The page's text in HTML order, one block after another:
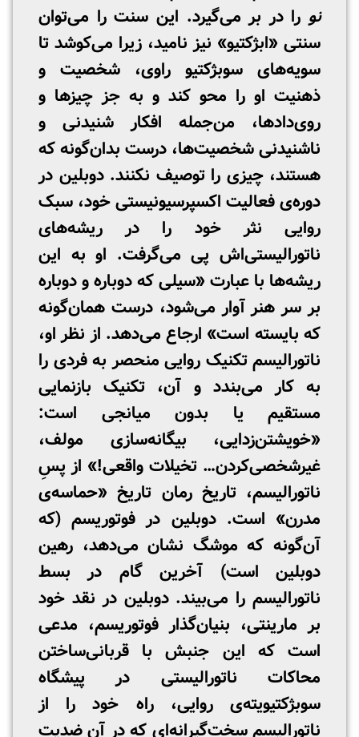
نورا در بر می‌گیرد. این سنت را می‌توان
سنتی «ابژکتیو» نیز نامید، زیرا می‌کوشد تا
سویه‌های سوبژکتیو راوی، شخصیت و
ذهنیت او را محو کند و به جز چیزها و
روی‌دادها، من‌جمله افکار شنیدنی و
ناشنیدنی شخصیت‌ها، درست بدان‌گونه که
هستند، چیزی را توصیف نکنند. دوبلین در
دوره‌ی فعالیت اکسپرسیونیستی خود، سبک
روایی نثر خود را در ریشه‌های
ناتورالیستی‌اش پی می‌گرفت. او به این
ریشه‌ها با عبارت «سیلی که دوباره و دوباره
بر سر هنر آوار می‌شود، درست همان‌گونه
که بایسته است» ارجاع می‌دهد. از نظر او،
ناتورالیسم تکنیک روایی منحصر به فردی را
به کار می‌بندد و آن، تکنیک بازنمایی
مستقیم یا بدون میانجی است:
«خویشتن‌زدایی، بیگانه‌سازی مولف،
غیرشخصی‌کردن… تخیلات واقعی!» از پسِ
ناتورالیسم، تاریخ رمان تاریخ «حماسه‌ی
مدرن» است. دوبلین در فوتوریسم (که
آن‌گونه که موشگ نشان می‌دهد، رهین
دوبلین است) آخرین گام در بسط
ناتورالیسم را می‌بیند. دوبلین در نقد خود
بر مارینتی، بنیان‌گذار فوتوریسم، مدعی
است که این جنبش با قربانی‌ساختن
محاکات ناتورالیستی در پیشگاه
سوبژکتیویته‌ی روایی، راه خود را از
ناتورالیسم سخت‌گیرانه‌ای که در آن ضدیت